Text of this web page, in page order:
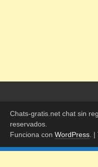
Chats-gratis.net chat sin
reservados.
Funciona con WordPress |